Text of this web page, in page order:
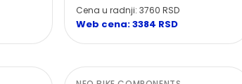
Cena u radnji: 3760 RSD
Web cena: 3384 RSD